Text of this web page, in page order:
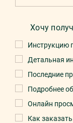
Хочу
Инструкцию
Детальная
Последние
Подробнее
Онлайн
Как